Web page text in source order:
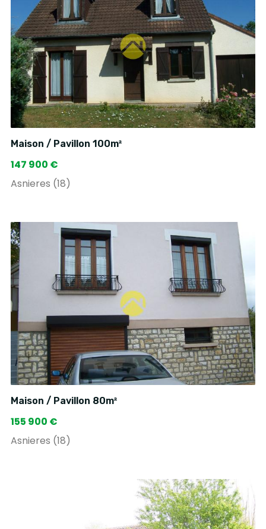
Maison / Pavillon 100m²
147 900 €
Asnieres (18)
Maison / Pavillon 80m²
155 900 €
Asnieres (18)